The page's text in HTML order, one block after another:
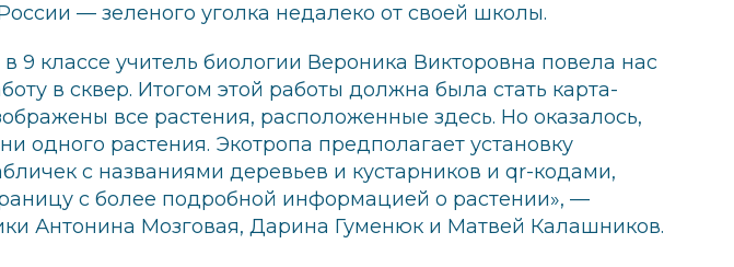
— зеленого уголка недалеко от своей школы.
9 классе учитель биологии Вероника Викторовна повела нас
в сквер. Итогом этой работы должна была стать карта-
все растения, расположенные здесь. Но оказалось,
одного растения. Экотропа предполагает установку
с названиями деревьев и кустарников и qr-кодами,
с более подробной информацией о растении», —
Антонина Мозговая, Дарина Гуменюк и Матвей Калашников.